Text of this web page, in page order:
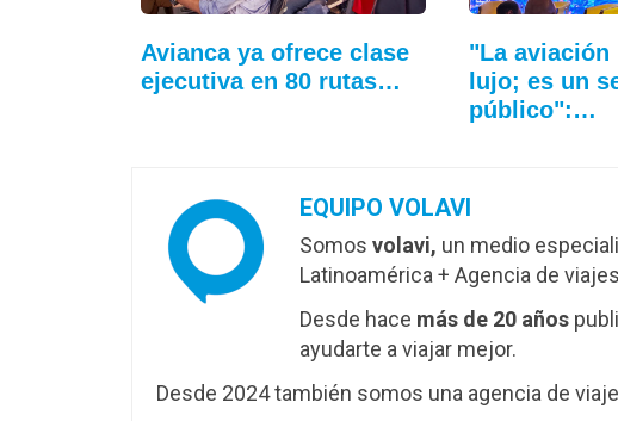
Avianca ya ofrece clase
ejecutiva en 80 rutas…
"La aviación
lujo; es un
público":…
EQUIPO VOLAVI
Somos volavi, un medio
Latinoamérica + Agencia de
Desde hace más de 20 años
ayudarte a viajar mejor.
Desde 2024 también somos una agencia de